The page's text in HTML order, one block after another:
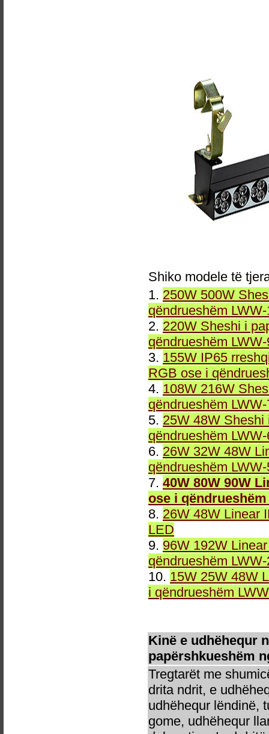
Shiko modele të
1. 250W 500W
qëndrueshëm
2. 220W Sheshi i
qëndrueshëm
3. 155W IP65
RGB ose i
4. 108W 216W
qëndrueshëm
5. 25W 48W
qëndrueshëm
6. 26W 32W 48W
qëndrueshëm
7. 40W 80W 90W
ose i
8. 26W 48W Linear
LED
9. 96W 192W
qëndrueshëm
10. 15W 25W 48W
i qëndrueshëm
Kinë e udhëhequr
papërshkueshëm
Tregtarët me
drita ndrit, e
udhëhequr lëndinë,
gome, udhëhequr